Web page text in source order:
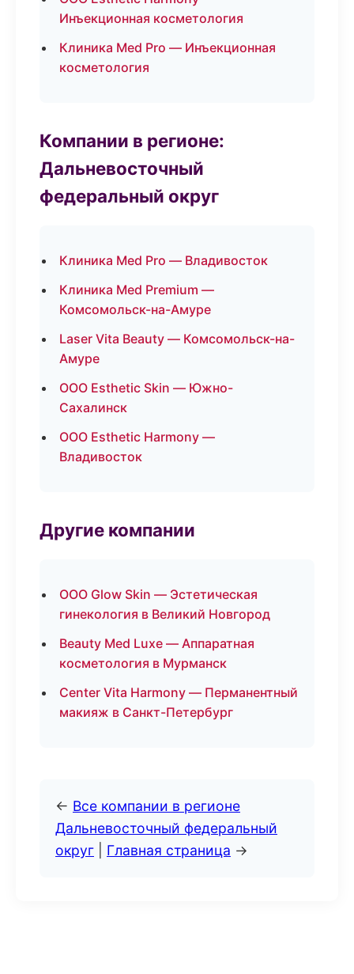
Инъекционная косметология
Клиника Med Pro — Инъекционная
косметология
Компании в регионе:
Дальневосточный
федеральный округ
Клиника Med Pro — Владивосток
Клиника Med Premium —
Комсомольск-на-Амуре
Laser Vita Beauty — Комсомольск-на-
Амуре
ООО Esthetic Skin — Южно-
Сахалинск
ООО Esthetic Harmony —
Владивосток
Другие компании
ООО Glow Skin — Эстетическая
гинекология в Великий Новгород
Beauty Med Luxe — Аппаратная
косметология в Мурманск
Center Vita Harmony — Перманентный
макияж в Санкт-Петербург
← Все компании в регионе
Дальневосточный федеральный
округ
Главная страница →